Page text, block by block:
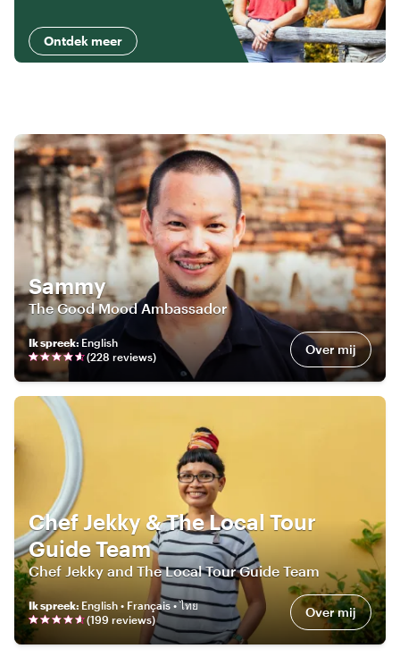
Ontdek meer
Sammy
The Good Mood Ambassador
Ik spreek: English
(228 reviews) Over mij
Chef Jekky & The Local Tour
Guide Team
Chef Jekky and The Local Tour Guide Team
Ik spreek: English • Français • ไทย
(199 reviews) Over mij